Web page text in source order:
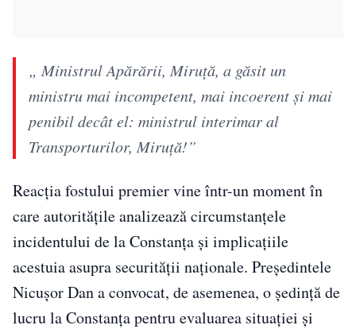
„ Ministrul Apărării, Miruță, a găsit un
ministru mai incompetent, mai incoerent și mai
penibil decât el: ministrul interimar al
Transporturilor, Miruță!”
Reacția fostului premier vine într-un moment în
care autoritățile analizează circumstanțele
incidentului de la Constanța și implicațiile
acestuia asupra securității naționale. Președintele
Nicușor Dan a convocat, de asemenea, o ședință de
lucru la Constanța pentru evaluarea situației și